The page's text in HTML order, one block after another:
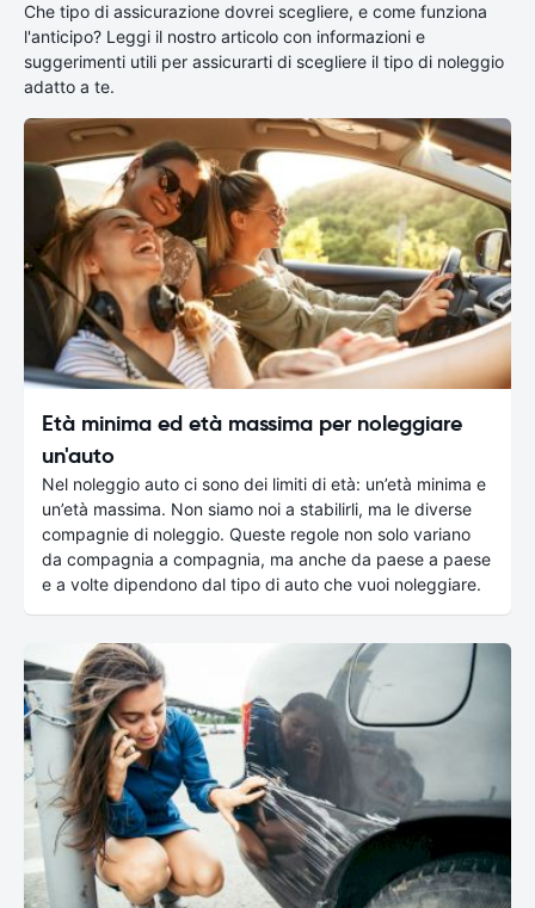
Che tipo di assicurazione dovrei scegliere, e come funziona
l'anticipo? Leggi il nostro articolo con informazioni e
suggerimenti utili per assicurarti di scegliere il tipo di noleggio
adatto a te.
Età minima ed età massima per noleggiare
un'auto
Nel noleggio auto ci sono dei limiti di età: un’età minima e
un’età massima. Non siamo noi a stabilirli, ma le diverse
compagnie di noleggio. Queste regole non solo variano
da compagnia a compagnia, ma anche da paese a paese
e a volte dipendono dal tipo di auto che vuoi noleggiare.